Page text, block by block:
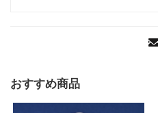
おすすめ商品